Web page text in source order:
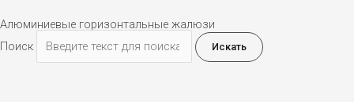
Алюминиевые горизонтальные жалюзи
Поиск
Искать